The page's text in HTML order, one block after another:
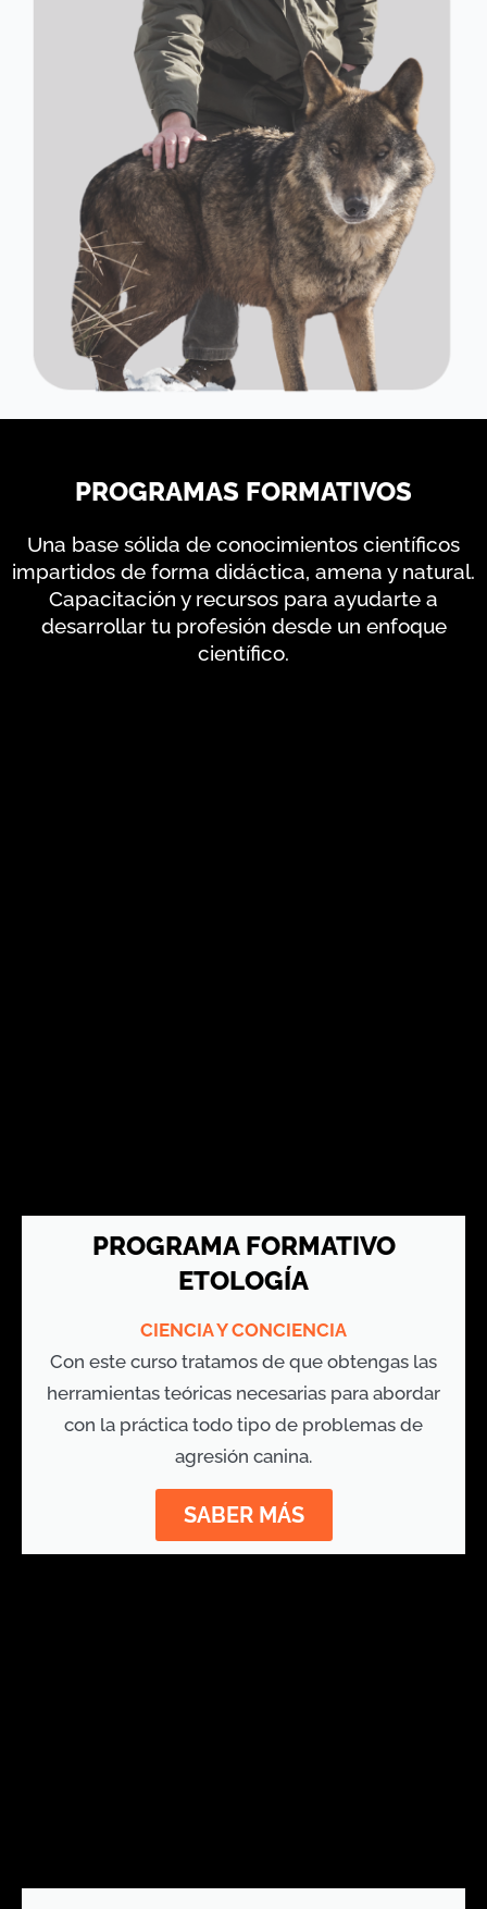
PROGRAMAS FORMATIVOS
Una base sólida de conocimientos científicos
impartidos de forma didáctica, amena y natural.
Capacitación y recursos para ayudarte a
desarrollar tu profesión desde un enfoque
científico.
PROGRAMA FORMATIVO
ETOLOGÍA
CIENCIA Y CONCIENCIA
Con este curso tratamos de que obtengas las
herramientas teóricas necesarias para abordar
con la práctica todo tipo de problemas de
agresión canina.
SABER MÁS